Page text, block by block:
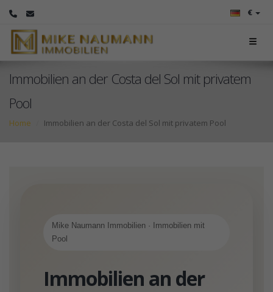
€
Immobilien an der Costa del Sol mit privatem
Pool
Home Immobilien an der Costa del Sol mit privatem Pool
Mike Naumann Immobilien · Immobilien mit
Pool
Immobilien an der